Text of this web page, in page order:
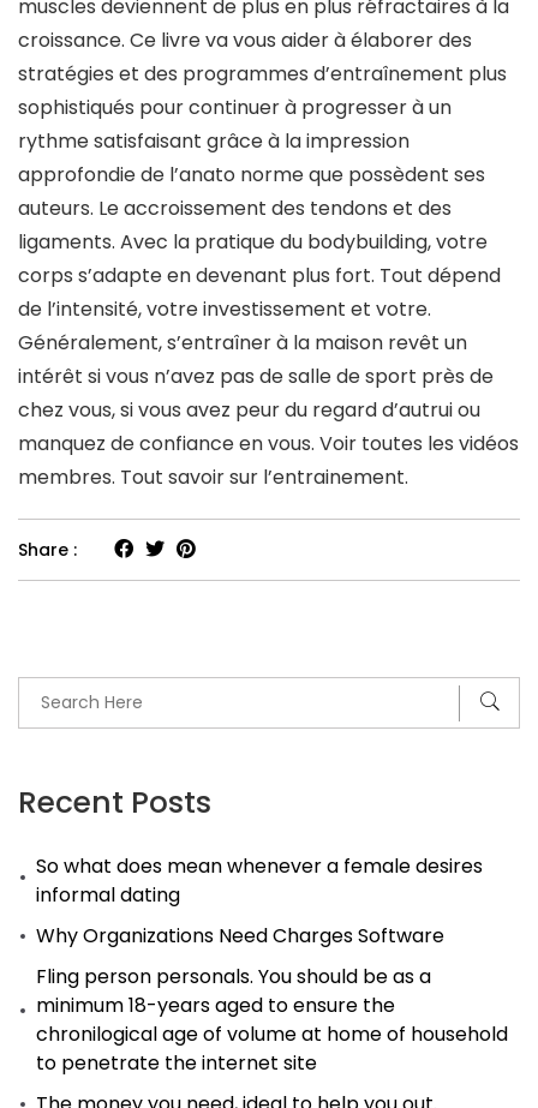
Recent Posts
So what does mean whenever a female desires
informal dating
Why Organizations Need Charges Software
Fling person personals. You should be as a
minimum 18-years aged to ensure the
chronilogical age of volume at home of household
to penetrate the internet site
muscles deviennent de plus en plus réfractaires à la
croissance. Ce livre va vous aider à élaborer des
stratégies et des programmes d’entraînement plus
sophistiqués pour continuer à progresser à un
rythme satisfaisant grâce à la impression
approfondie de l’anato norme que possèdent ses
auteurs. Le accroissement des tendons et des
ligaments. Avec la pratique du bodybuilding, votre
corps s’adapte en devenant plus fort. Tout dépend
de l’intensité, votre investissement et votre.
Généralement, s’entraîner à la maison revêt un
intérêt si vous n’avez pas de salle de sport près de
chez vous, si vous avez peur du regard d’autrui ou
manquez de confiance en vous. Voir toutes les vidéos
membres. Tout savoir sur l’entrainement.
Share :